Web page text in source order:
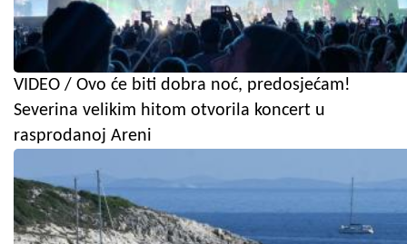
VIDEO / Ovo će biti dobra noć, predosjećam!
Severina velikim hitom otvorila koncert u
rasprodanoj Areni